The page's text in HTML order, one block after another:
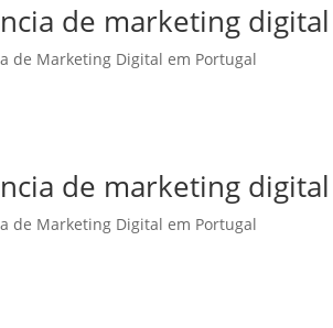
de marketing
de Marketing Digital em Portugal
de marketing
de Marketing Digital em Portugal